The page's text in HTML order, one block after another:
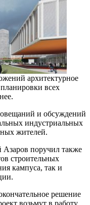
архитектурное
всех
и обсуждений
индустриальных
жителей.
поручил также
строительных
кампуса, так и
решение